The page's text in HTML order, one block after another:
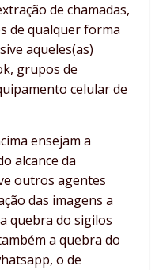
de chamadas,
de qualquer forma
aqueles(as)
grupos de
celular de
ensejam a
alcance da
outros agentes
das imagens a
quebra do sigilos
a quebra do
o de